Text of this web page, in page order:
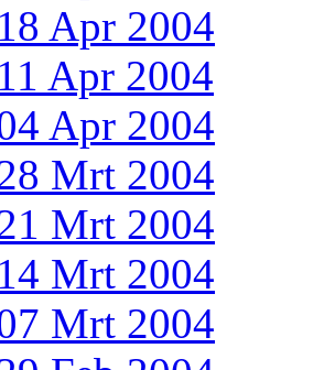
Apr 2004
Apr 2004
Apr 2004
Mrt 2004
Mrt 2004
Mrt 2004
Mrt 2004